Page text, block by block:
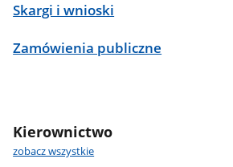
Skargi i wnioski
Zamówienia publiczne
Kierownictwo
zobacz wszystkie